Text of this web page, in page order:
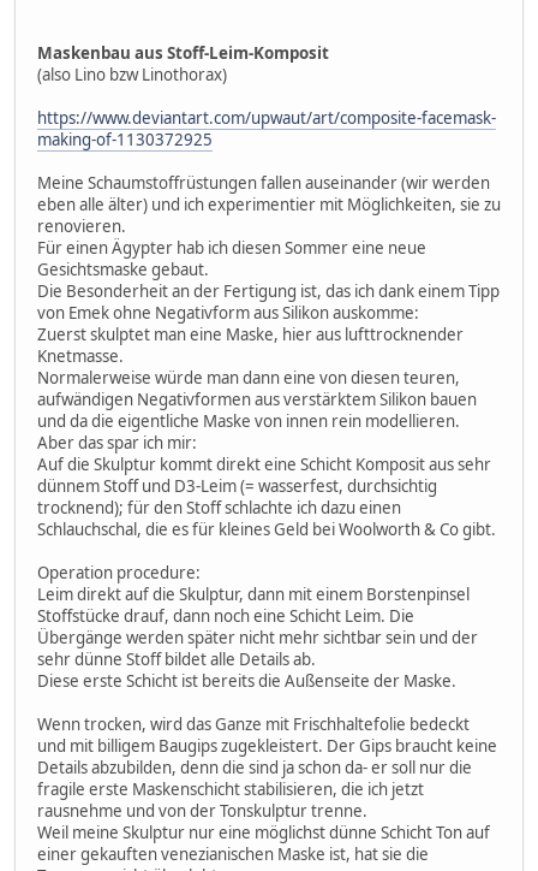
Maskenbau aus Stoff-Leim-Komposit
(also Lino bzw Linothorax)
https://www.deviantart.com/upwaut/art/composite-facemask-
making-of-1130372925
Meine Schaumstoffrüstungen fallen auseinander (wir werden
eben alle älter) und ich experimentier mit Möglichkeiten, sie zu
renovieren.
Für einen Ägypter hab ich diesen Sommer eine neue
Gesichtsmaske gebaut.
Die Besonderheit an der Fertigung ist, das ich dank einem Tipp
von Emek ohne Negativform aus Silikon auskomme:
Zuerst skulptet man eine Maske, hier aus lufttrocknender
Knetmasse.
Normalerweise würde man dann eine von diesen teuren,
aufwändigen Negativformen aus verstärktem Silikon bauen
und da die eigentliche Maske von innen rein modellieren.
Aber das spar ich mir:
Auf die Skulptur kommt direkt eine Schicht Komposit aus sehr
dünnem Stoff und D3-Leim (= wasserfest, durchsichtig
trocknend); für den Stoff schlachte ich dazu einen
Schlauchschal, die es für kleines Geld bei Woolworth & Co gibt.
Operation procedure:
Leim direkt auf die Skulptur, dann mit einem Borstenpinsel
Stoffstücke drauf, dann noch eine Schicht Leim. Die
Übergänge werden später nicht mehr sichtbar sein und der
sehr dünne Stoff bildet alle Details ab.
Diese erste Schicht ist bereits die Außenseite der Maske.
Wenn trocken, wird das Ganze mit Frischhaltefolie bedeckt
und mit billigem Baugips zugekleistert. Der Gips braucht keine
Details abzubilden, denn die sind ja schon da- er soll nur die
fragile erste Maskenschicht stabilisieren, die ich jetzt
rausnehme und von der Tonskulptur trenne.
Weil meine Skulptur nur eine möglichst dünne Schicht Ton auf
einer gekauften venezianischen Maske ist, hat sie die